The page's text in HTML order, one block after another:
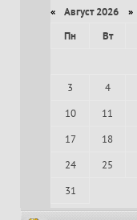
« Август 2026 »
Пн
Вт
3
4
10
11
17
18
24
25
31